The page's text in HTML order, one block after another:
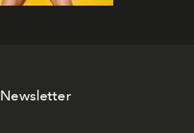
Newsletter